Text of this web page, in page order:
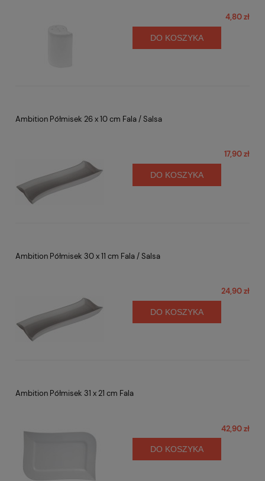
4,80 zł
DO KOSZYKA
Ambition Półmisek 26 x 10 cm Fala / Salsa
17,90 zł
DO KOSZYKA
Ambition Półmisek 30 x 11 cm Fala / Salsa
24,90 zł
DO KOSZYKA
Ambition Półmisek 31 x 21 cm Fala
42,90 zł
DO KOSZYKA